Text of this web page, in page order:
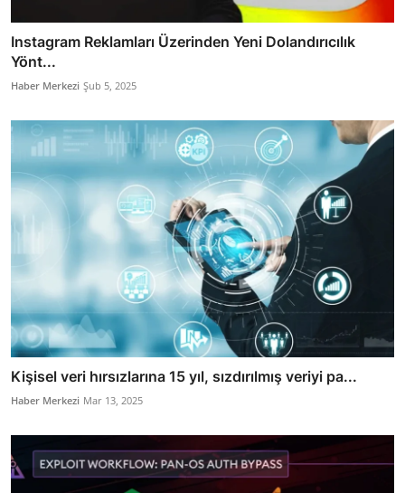
Instagram Reklamları Üzerinden Yeni Dolandırıcılık
Yönt...
Haber Merkezi Şub 5, 2025
Kişisel veri hırsızlarına 15 yıl, sızdırılmış veriyi pa...
Haber Merkezi Mar 13, 2025